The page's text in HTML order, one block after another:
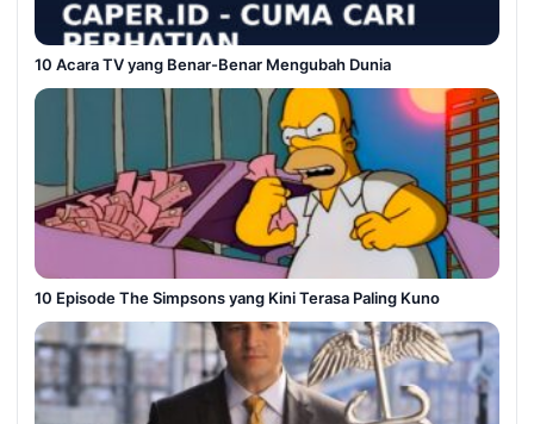
10 Acara TV yang Benar-Benar Mengubah Dunia
10 Episode The Simpsons yang Kini Terasa Paling Kuno